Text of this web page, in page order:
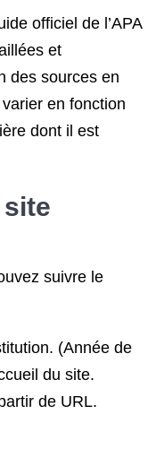
officiel de l’APA
et
des sources en
en fonction
dont il est
suivre le
(Année de
du site.
de URL.